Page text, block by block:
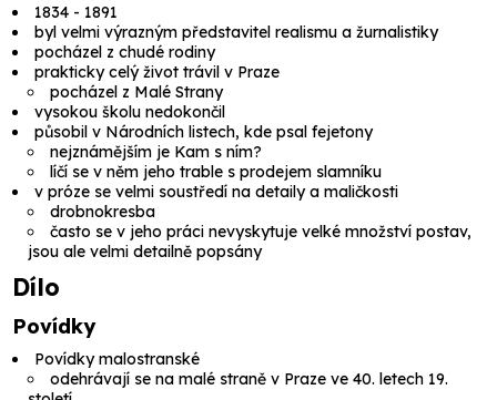
1834 - 1891
byl velmi výrazným představitel realismu a žurnalistiky
pocházel z chudé rodiny
prakticky celý život trávil v Praze
pocházel z Malé Strany
vysokou školu nedokončil
působil v Národních listech, kde psal fejetony
nejznámějším je Kam s ním?
líčí se v něm jeho trable s prodejem slamníku
v próze se velmi soustředí na detaily a maličkosti
drobnokresba
často se v jeho práci nevyskytuje velké množství postav,
jsou ale velmi detailně popsány
Dílo
Povídky
Povídky malostranské
odehrávají se na malé straně v Praze ve 40. letech 19.